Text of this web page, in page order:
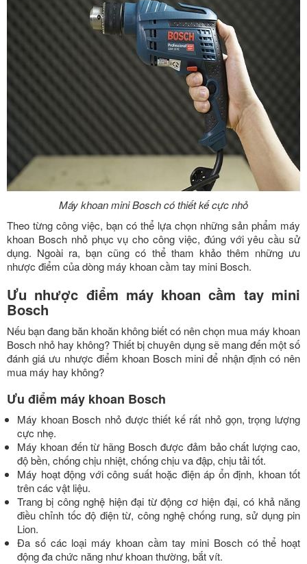
Máy khoan mini Bosch có thiết kế cực nhỏ
Theo từng công việc, bạn có thể lựa chọn những sản phẩm máy
khoan Bosch nhỏ phục vụ cho công việc, đúng với yêu cầu sử
dụng. Ngoài ra, bạn cũng có thể tham khảo thêm những ưu
nhược điểm của dòng máy khoan cầm tay mini Bosch.
Ưu nhược điểm máy khoan cầm tay mini
Bosch
Nếu bạn đang băn khoăn không biết có nên chọn mua máy khoan
Bosch nhỏ hay không? Thiết bị chuyên dụng sẽ mang đến một số
đánh giá ưu nhược điểm khoan Bosch mini để nhận định có nên
mua máy hay không?
Ưu điểm máy khoan Bosch
Máy khoan Bosch nhỏ được thiết kế rất nhỏ gọn, trọng lượng
cực nhẹ.
Máy khoan đến từ hãng Bosch được đảm bảo chất lượng cao,
độ bền, chống chịu nhiệt, chống chịu va đập, chịu tải tốt.
Máy hoạt động với công suất hoặc điện áp ổn định, khoan tốt
trên các vật liệu.
Trang bị công nghệ hiện đại từ động cơ hiện đại, có khả năng
điều chỉnh tốc độ điện từ, công nghệ chống rung, sử dụng pin
Lion.
Đa số các loại máy khoan cầm tay mini Bosch có thể hoạt
động đa chức năng như khoan thường, bắt vít.